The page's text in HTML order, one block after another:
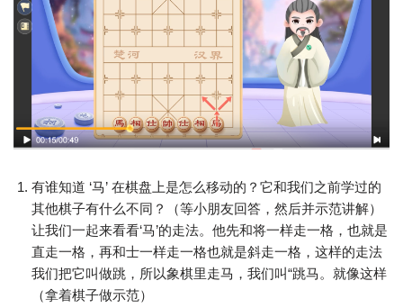
有谁知道 ‘马’ 在棋盘上是怎么移动的？它和我们之前学过的
其他棋子有什么不同？（等小朋友回答，然后并示范讲解）
让我们一起来看看‘马’的走法。他先和将一样走一格，也就是
直走一格，再和士一样走一格也就是斜走一格，这样的走法
我们把它叫做跳，所以象棋里走马，我们叫“跳马。就像这样
（拿着棋子做示范）